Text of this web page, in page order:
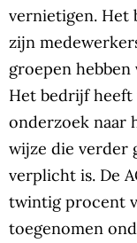
vernietigen. Het
zijn
groepen hebben
Het bedrijf heeft
onderzoek naar
wijze die verder
verplicht is. De
twintig procent
toegenomen